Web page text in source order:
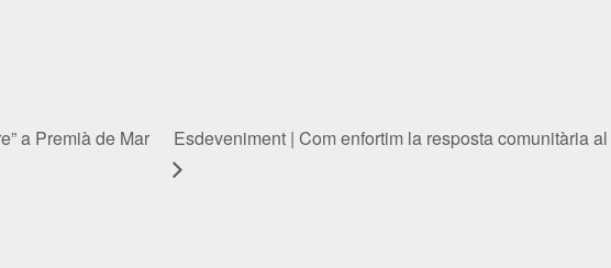
a Premià de Mar Esdeveniment | Com enfortim la resposta comunitària